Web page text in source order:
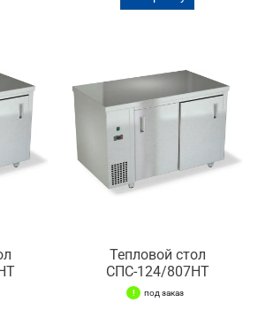
Тепловой стол
СПС-124/807НТ
под заказ